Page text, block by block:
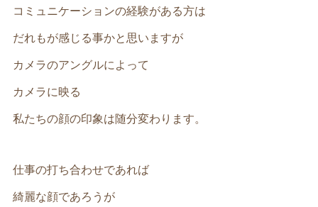
コミュニケーションの経験がある方は
だれもが感じる事かと思いますが
カメラのアングルによって
カメラに映る
私たちの顔の印象は随分変わります。
仕事の打ち合わせであれば
綺麗な顔であろうが